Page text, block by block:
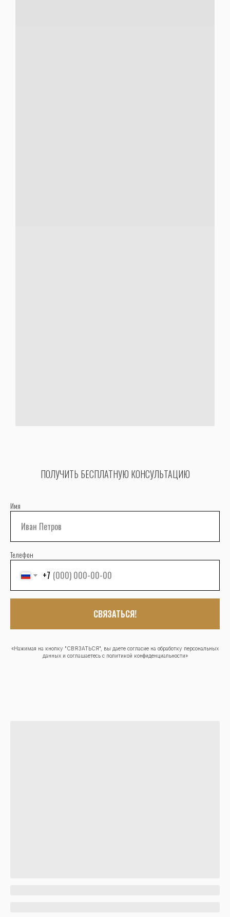
ПОЛУЧИТЬ БЕСПЛАТНУЮ КОНСУЛЬТАЦИЮ
Имя
Телефон
+7
СВЯЗАТЬСЯ!
«Нажимая на кнопку "СВЯЗАТЬСЯ", вы даете согласие на обработку персональных
данных и соглашаетесь c политикой конфиденциальности»